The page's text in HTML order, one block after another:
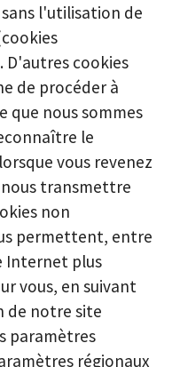
l'utilisation de
D'autres cookies
de procéder à
que nous sommes
le
vous revenez
transmettre
non
permettent, entre
Internet plus
vous, en suivant
de notre site
paramètres
régionaux